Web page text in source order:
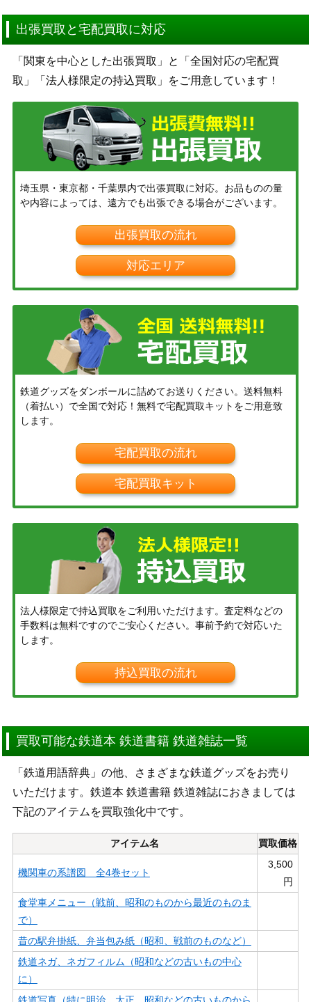
出張買取と宅配買取に対応
「関東を中心とした出張買取」と「全国対応の宅配買
取」「法人様限定の持込買取」をご用意しています！
埼玉県・東京都・千葉県内で出張買取に対応。お品ものの量
や内容によっては、遠方でも出張できる場合がございます。
出張買取の流れ
対応エリア
鉄道グッズをダンボールに詰めてお送りください。送料無料
（着払い）で全国で対応！無料で宅配買取キットをご用意致
します。
宅配買取の流れ
宅配買取キット
法人様限定で持込買取をご利用いただけます。査定料などの
手数料は無料ですのでご安心ください。事前予約で対応いた
します。
持込買取の流れ
買取可能な鉄道本 鉄道書籍 鉄道雑誌一覧
「鉄道用語辞典」の他、さまざまな鉄道グッズをお売り
いただけます。鉄道本 鉄道書籍 鉄道雑誌におきましては
下記のアイテムを買取強化中です。
アイテム名 買取価格
機関車の系譜図 全4巻セット
3,500
円
食堂車メニュー（戦前、昭和のものから最近のものま
で）
昔の駅弁掛紙、弁当包み紙（昭和、戦前のものなど）
鉄道ネガ、ネガフィルム（昭和などの古いもの中心
に）